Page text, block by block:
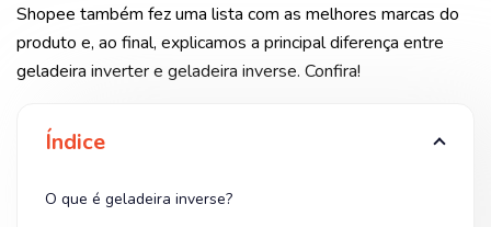
Shopee também fez uma lista com as melhores marcas do
produto e, ao final, explicamos a principal diferença entre
geladeira inverter e geladeira inverse. Confira!
Índice
O que é geladeira inverse?